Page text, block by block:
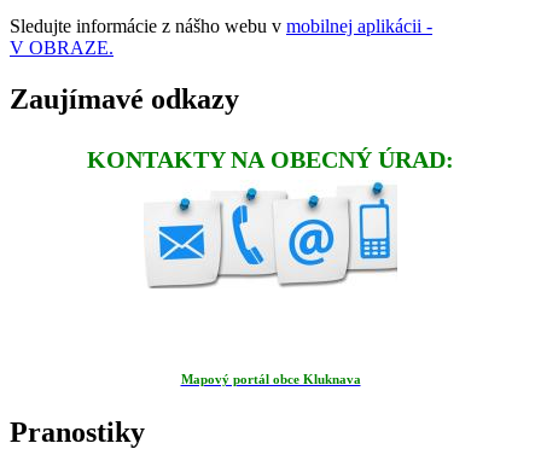
Sledujte informácie z nášho webu v mobilnej aplikácii -
V OBRAZE.
Zaujímavé odkazy
KONTAKTY NA OBECNÝ ÚRAD:
Mapový portál obce Kluknava
Pranostiky